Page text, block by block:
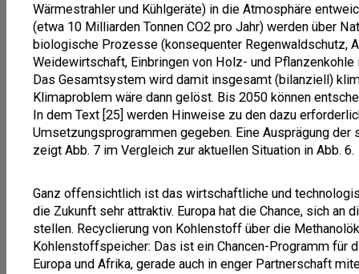
Wärmestrahler und Kühlgeräte) in die Atmosphäre
(etwa 10 Milliarden Tonnen CO2 pro Jahr) werden über
biologische Prozesse (konsequenter Regenwaldschutz,
Weidewirtschaft, Einbringen von Holz- und
Das Gesamtsystem wird damit insgesamt (bilanziell)
Klimaproblem wäre dann gelöst. Bis 2050 können
In dem Text [25] werden Hinweise zu den dazu
Umsetzungsprogrammen gegeben. Eine Ausprägung
zeigt Abb. 7 im Vergleich zur aktuellen Situation in Abb. 6.
Ganz offensichtlich ist das wirtschaftliche und
die Zukunft sehr attraktiv. Europa hat die Chance, sich an
stellen. Recyclierung von Kohlenstoff über die
Kohlenstoffspeicher: Das ist ein Chancen-Programm für
Europa und Afrika, gerade auch in enger Partnerschaft